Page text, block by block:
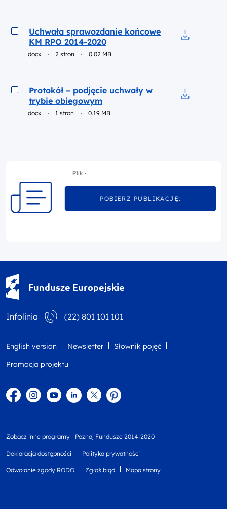
Podgląd
Uchwała sprawozdanie końcowe
KM RPO 2014-2020
docx 2 stron 0.02 MB
Podgląd
Protokół – podjęcie uchwały w
trybie obiegowym
docx 1 stron 0.19 MB
Plik
POBIERZ PUBLIKACJĘ:
Fundusze Europejskie
Infolinia (22) 801 101 101
English version Newsletter
Słownik pojęć
Promocja projektu
FacebookInstagram
YouTubeLinkedintwitterPinterest
Zobacz inne programy Poznaj Fundusze 2014-2020
Deklaracja dostępności Polityka prywatności
Odwołanie zgody RODO Zgłoś błąd Mapa strony